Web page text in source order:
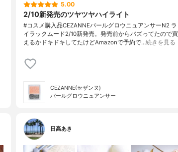
5.00
2/10新発売のツヤツヤハイライト
#コスメ購入品CEZANNEパールグロウニュアンサーN2 ラ
イラックムード2/10新発売。発売前からバズってたので買
えるかドキドキしてたけどAmazonで予約で…続きを見る
CEZANNE(セザンヌ)
パールグロウニュアンサー
日高あき